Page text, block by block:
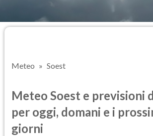
Meteo Soest
Meteo Soest e previsioni
per oggi, domani e i
giorni